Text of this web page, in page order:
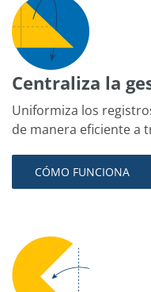
Centraliza la
Uniformiza los
de manera eficiente a
CÓMO FUNCIONA